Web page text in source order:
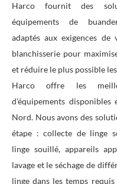
Harco fournit des
équipements de
adaptés aux exigences de
blanchisserie pour
et réduire le plus possible
Harco offre les
d’équipements
Nord. Nous avons des
étape : collecte de linge
linge souillé, appareils
lavage et le séchage de
linge dans les temps